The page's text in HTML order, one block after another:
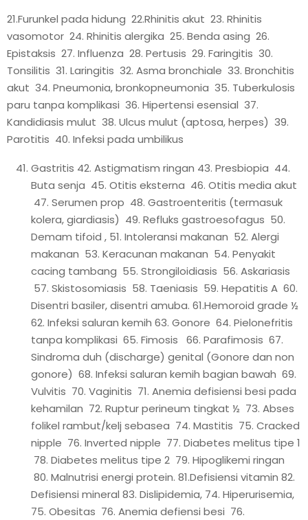
21.Furunkel pada hidung 22.Rhinitis akut 23. Rhinitis
vasomotor 24. Rhinitis alergika 25. Benda asing 26.
Epistaksis 27. Influenza 28. Pertusis 29. Faringitis 30.
Tonsilitis 31. Laringitis 32. Asma bronchiale 33. Bronchitis
akut 34. Pneumonia, bronkopneumonia 35. Tuberkulosis
paru tanpa komplikasi 36. Hipertensi esensial 37.
Kandidiasis mulut 38. Ulcus mulut (aptosa, herpes) 39.
Parotitis 40. Infeksi pada umbilikus
Gastritis 42. Astigmatism ringan 43. Presbiopia 44.
Buta senja 45. Otitis eksterna 46. Otitis media akut
47. Serumen prop 48. Gastroenteritis (termasuk
kolera, giardiasis) 49. Refluks gastroesofagus 50.
Demam tifoid , 51. Intoleransi makanan 52. Alergi
makanan 53. Keracunan makanan 54. Penyakit
cacing tambang 55. Strongiloidiasis 56. Askariasis
57. Skistosomiasis 58. Taeniasis 59. Hepatitis A 60.
Disentri basiler, disentri amuba. 61.Hemoroid grade ½
62. Infeksi saluran kemih 63. Gonore 64. Pielonefritis
tanpa komplikasi 65. Fimosis 66. Parafimosis 67.
Sindroma duh (discharge) genital (Gonore dan non
gonore) 68. Infeksi saluran kemih bagian bawah 69.
Vulvitis 70. Vaginitis 71. Anemia defisiensi besi pada
kehamilan 72. Ruptur perineum tingkat ½ 73. Abses
folikel rambut/kelj sebasea 74. Mastitis 75. Cracked
nipple 76. Inverted nipple 77. Diabetes melitus tipe 1
78. Diabetes melitus tipe 2 79. Hipoglikemi ringan
80. Malnutrisi energi protein. 81.Defisiensi vitamin 82.
Defisiensi mineral 83. Dislipidemia, 74. Hiperurisemia,
75. Obesitas 76. Anemia defiensi besi 76.